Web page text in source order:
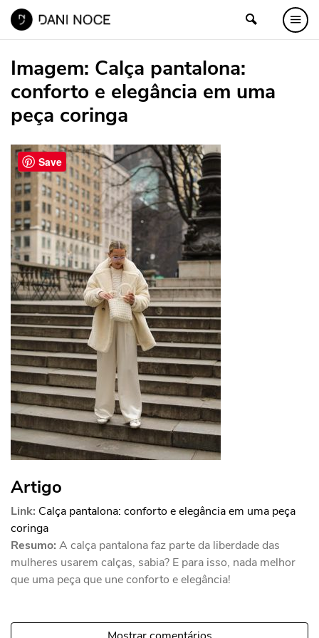
Imagem: Calça pantalona:
conforto e elegância em uma
peça coringa
Artigo
Link: Calça pantalona: conforto e elegância em uma peça
coringa
Resumo: A calça pantalona faz parte da liberdade das
mulheres usarem calças, sabia? E para isso, nada melhor
que uma peça que une conforto e elegância!
Save